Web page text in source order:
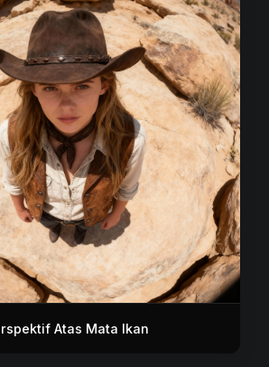
Atas Mata Ikan